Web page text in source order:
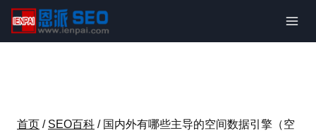
内
首页 / SEO百科 / 国内外有哪些主导的空间数据引擎（空